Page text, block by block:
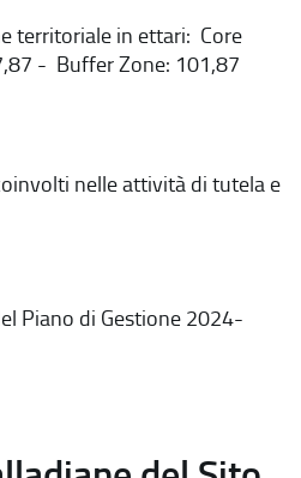
territoriale in ettari: Core
- Buffer Zone: 101,87
nelle attività di tutela e
Piano di Gestione 2024-